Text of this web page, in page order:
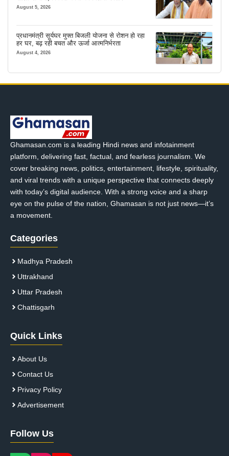
August 5, 2026
प्रधानमंत्री सूर्यघर मुफ्त बिजली योजना से रोशन हो रहा
हर घर, बढ़ रही बचत और ऊर्जा आत्मनिर्भरता
August 4, 2026
Ghamasan.com is a leading Hindi news and infotainment
platform, delivering fast, factual, and fearless journalism. We
cover breaking news, politics, entertainment, lifestyle, spirituality,
and viral trends with a unique perspective that connects deeply
with today’s digital audience. With a strong voice and a sharp
eye on the pulse of the nation, Ghamasan is not just news—it’s
a movement.
Categories
Madhya Pradesh
Uttrakhand
Uttar Pradesh
Chattisgarh
Quick Links
About Us
Contact Us
Privacy Policy
Advertisement
Follow Us